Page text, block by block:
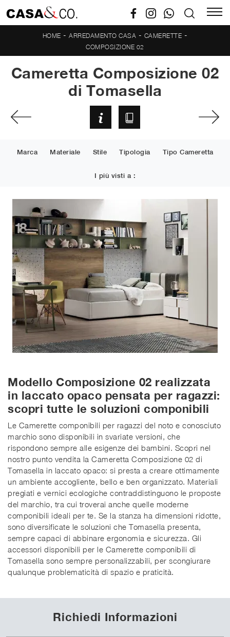
HOME -ARREDAMENTO CASA - CAMERETTE -
COMPOSIZIONE 02
Cameretta Composizione 02
di Tomasella
Marca Materiale Stile Tipologia Tipo Cameretta
I più visti a :
Modello Composizione 02 realizzata
in laccato opaco pensata per ragazzi:
scopri tutte le soluzioni componibili
Le Camerette componibili per ragazzi del noto e conosciuto
marchio sono disponibili in svariate versioni, che
rispondono sempre alle esigenze dei bambini. Scopri nel
nostro punto vendita la Cameretta Composizione 02 di
Tomasella in laccato opaco: si presta a creare ottimamente
un ambiente accogliente, bello e ben organizzato. Materiali
pregiati e vernici ecologiche contraddistinguono le proposte
del marchio, tra cui troverai anche quelle moderne
componibili ideali per te. Se la stanza ha dimensioni ridotte,
sono diversificate le soluzioni che Tomasella presenta,
sempre capaci di abbinare ergonomia e sicurezza. Gli
accessori disponibili per le Camerette componibili di
Tomasella sono sempre personalizzabili, per scongiurare
qualunque problematicità di spazio e praticità.
Richiedi Informazioni